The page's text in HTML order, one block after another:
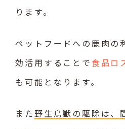
ります。
ペットフードへの鹿肉の
効活用することで 食品ロ
も可能となります。
また野生鳥獣の駆除は、